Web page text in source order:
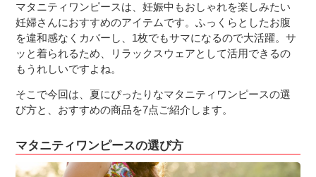
妊娠初期
妊娠中期
妊娠後期
出産
子育て・育児
０歳児
１歳児
マタニティワンピースは、妊娠中もおしゃれを楽しみたい
妊婦さんにおすすめのアイテムです。ふっくらとしたお腹
を違和感なくカバーし、1枚でもサマになるので大活躍。サ
ッと着られるため、リラックスウェアとして活用できるの
もうれしいですよね。
そこで今回は、夏にぴったりなマタニティワンピースの選
び方と、おすすめの商品を7点ご紹介します。
マタニティワンピースの選び方